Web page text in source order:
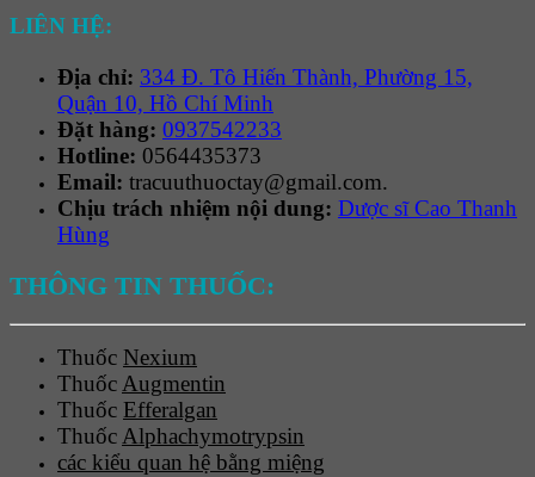
LIÊN HỆ:
Địa chỉ: 334 Đ. Tô Hiến Thành, Phường 15,
Quận 10, Hồ Chí Minh
Đặt hàng: 0937542233
Hotline: 0564435373
Email: tracuuthuoctay@gmail.com.
Chịu trách nhiệm nội dung: Dược sĩ Cao Thanh
Hùng
THÔNG TIN THUỐC:
Thuốc Nexium
ThuốcAugmentin
Thuốc Efferalgan
ThuốcAlphachymotrypsin
các kiểu quan hệ bằng miệng